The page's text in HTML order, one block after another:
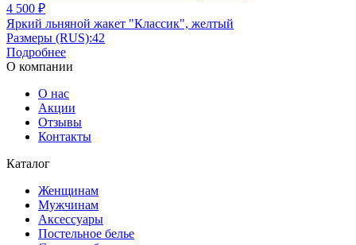
4 500 ₽
Яркий льняной жакет "Классик", желтый
Размеры (RUS):42
Подробнее
О компании
О нас
Акции
Отзывы
Контакты
Каталог
Женщинам
Мужчинам
Аксессуары
Постельное белье